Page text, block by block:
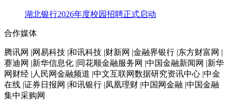
湖北银行2026年度校园招聘正式启动
合作媒体
腾讯网 |网易科技 |和讯科技 |财新网 |金融界银行 |东方财富网 |
赛迪网 |新华信息化 |同花顺金融服务网 |中国金融新闻网 |新华
网财经 |人民网金融频道 |中文互联网数据研究资讯中心 |中金
在线 |证券日报网 |和讯银行 |凤凰理财 |中国网金融 |中国金融
集中采购网